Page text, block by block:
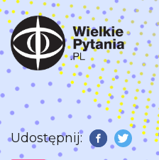
Udostępnij: Facebook
Twitter